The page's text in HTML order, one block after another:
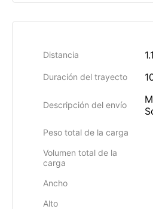
Distancia
Duración del trayecto
Descripción del envío
Peso total de la carga
Volumen total de la
carga
Ancho
Alto